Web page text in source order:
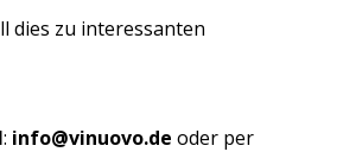
dies zu interessanten
: info@vinuovo.de oder per